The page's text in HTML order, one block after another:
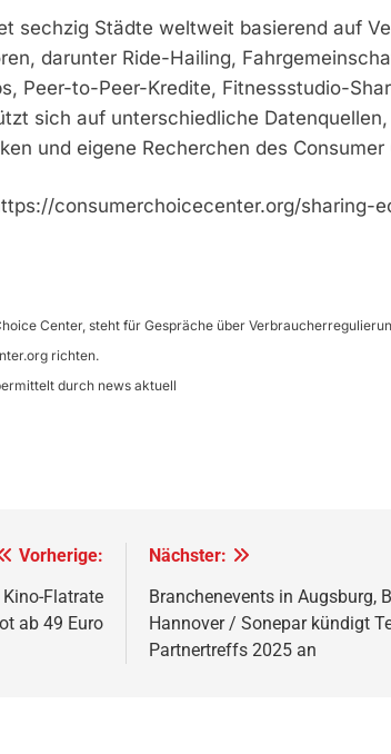
sechzig Städte weltweit basierend auf
darunter Ride-Hailing,
Peer-to-Peer-Kredite, Fitnessstudio-
sich auf unterschiedliche
und eigene Recherchen des Consumer
consumerchoicecenter.org/sharing-
Center, steht für Gespräche über
richten.
durch news aktuell
Vorherige:
Kino-Flatrate
ab 49 Euro
Nächster:
Branchenevents in Augsburg,
Hannover / Sonepar kündigt
Partnertreffs 2025 an